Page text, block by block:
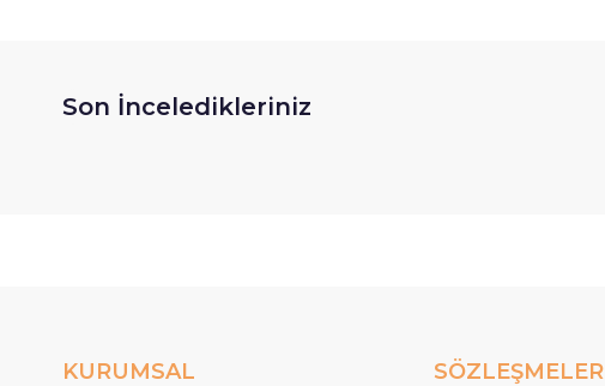
Son İnceledikleriniz
KURUMSAL SÖZLEŞMELER